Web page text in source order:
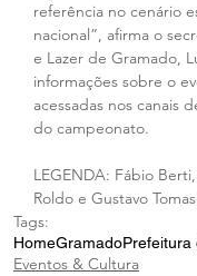
referência no cenário
nacional”, afirma o
e Lazer de Gramado,
informações sobre o
acessadas nos canais
do campeonato.
LEGENDA: Fábio
Roldo e Gustavo
Tags:
HomeGramadoPrefeitura
Eventos & Cultura